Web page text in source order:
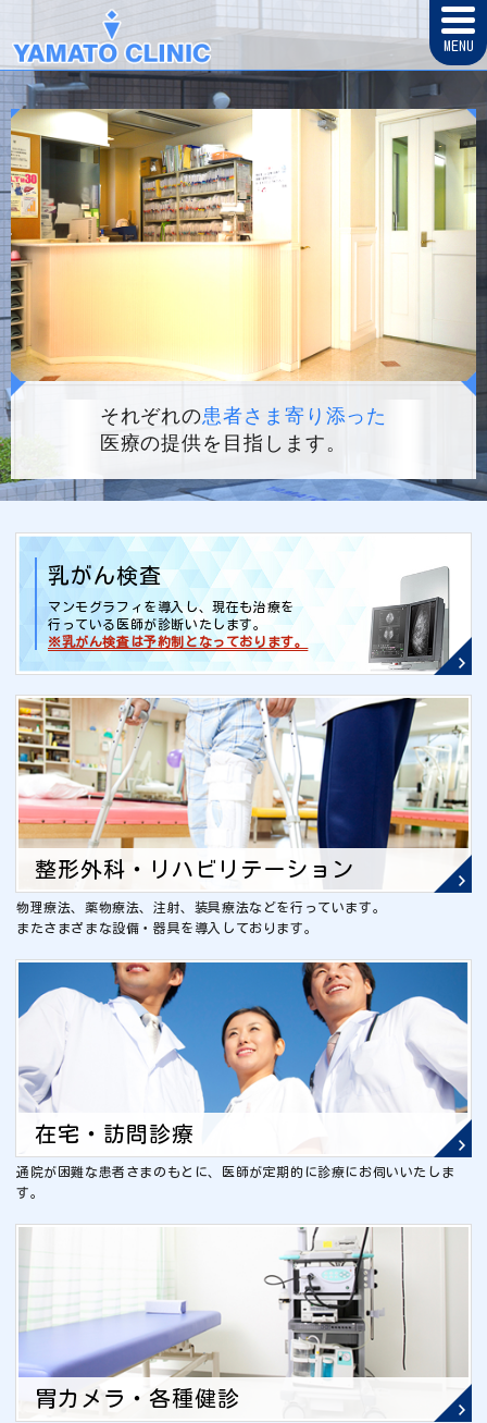
MENU
それぞれの患者さま寄り添った
医療の提供を目指します。
乳がん検査
マンモグラフィを導入し、現在も治療を
行っている医師が診断いたします。
※乳がん検査は予約制となっております。
整形外科・リハビリテーション
物理療法、薬物療法、注射、装具療法などを行っています。
またさまざまな設備・器具を導入しております。
在宅・訪問診療
通院が困難な患者さまのもとに、医師が定期的に診療にお伺いいたしま
す。
胃カメラ・各種健診